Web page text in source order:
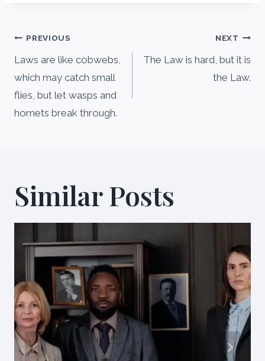
PREVIOUS
Laws are like cobwebs,
which may catch small
flies, but let wasps and
hornets break through.
NEXT
The Law is hard, but it is
the Law.
Similar Posts